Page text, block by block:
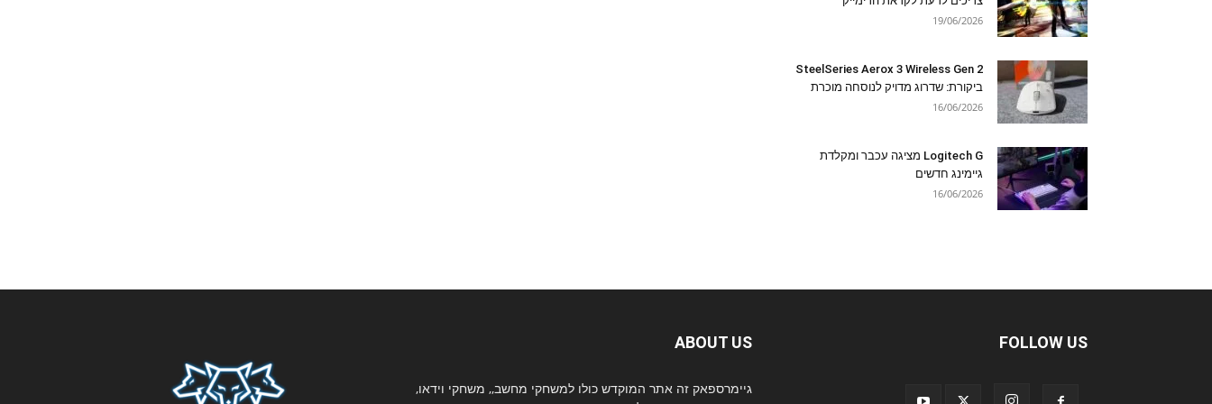
19/06/2026
SteelSeries Aerox 3 Wireless Gen 2
ביקורת: שדרוג מדויק לנוסחה מוכרת
16/06/2026
Logitech G מציגה עכבר ומקלדת
גיימינג חדשים
16/06/2026
ABOUT US
גיימרספאק זה אתר המוקדש כולו למשחקי מחשב,, משחקי וידאו,
FOLLOW US